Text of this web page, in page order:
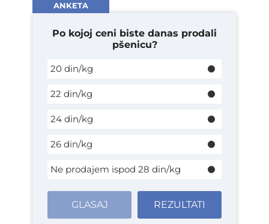
ANKETA
Po kojoj ceni biste danas prodali
pšenicu?
20 din/kg
22 din/kg
24 din/kg
26 din/kg
Ne prodajem ispod 28 din/kg
GLASAJ REZULTATI